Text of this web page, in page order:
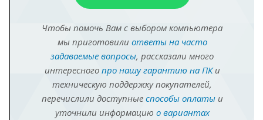
Чтобы помочь Вам с выбором компьютера
мы приготовили ответы на часто
задаваемые вопросы, рассказали много
интересного про нашу гарантию на ПКи
техническую поддержку покупателей,
перечислили доступные способы оплатыи
уточнили информацию о вариантах